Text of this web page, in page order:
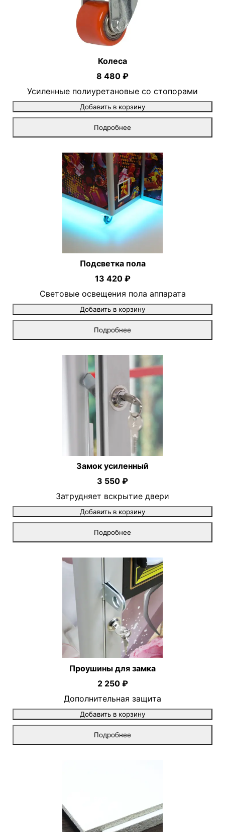
Колеса
8 480 ₽
Усиленные полиуретановые со стопорами
Добавить в корзину
Подробнее
Подсветка пола
13 420 ₽
Световые освещения пола аппарата
Добавить в корзину
Подробнее
Замок усиленный
3 550 ₽
Затрудняет вскрытие двери
Добавить в корзину
Подробнее
Проушины для замка
2 250 ₽
Дополнительная защита
Добавить в корзину
Подробнее